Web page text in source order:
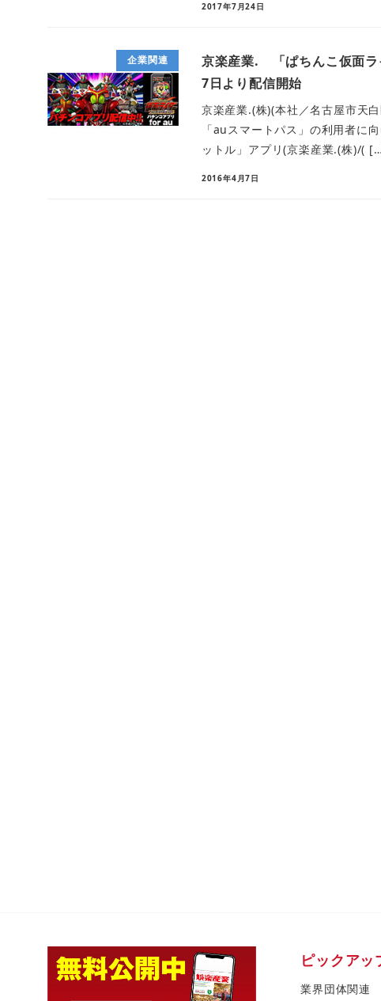
2017年7月24日
企業関連
京楽産業. 「ぱちんこ仮面ラ
7日より配信開始
京楽産業.(株)(本社／名古屋市天
「auスマートパス」の利用者に
ットル」アプリ(京楽産業.(株)/(
2016年4月7日
ピックアッ
業界団体関連